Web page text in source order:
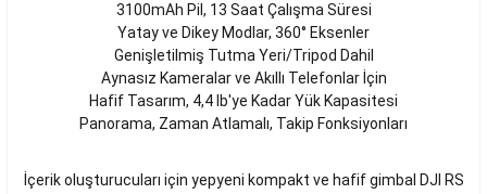
3100mAh Pil, 13 Saat Çalışma Süresi
Yatay ve Dikey Modlar, 360° Eksenler
Genişletilmiş Tutma Yeri/Tripod Dahil
Aynasız Kameralar ve Akıllı Telefonlar İçin
Hafif Tasarım, 4,4 lb'ye Kadar Yük Kapasitesi
Panorama, Zaman Atlamalı, Takip Fonksiyonları
İçerik oluşturucuları için yepyeni kompakt ve hafif gimbal DJI RS